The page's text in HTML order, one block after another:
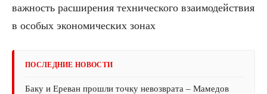
важность расширения технического взаимодействия
в особых экономических зонах
ПОСЛЕДНИЕ НОВОСТИ
Баку и Ереван прошли точку невозврата – Мамедов